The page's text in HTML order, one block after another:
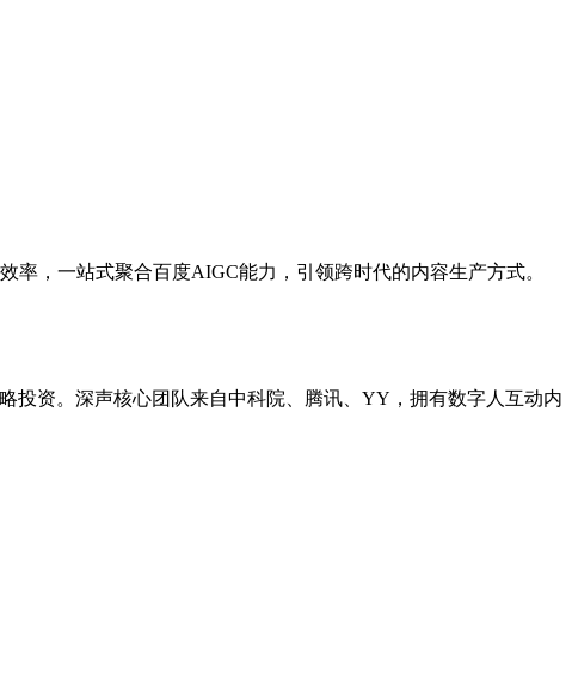
，一站式聚合百度AIGC能力，引领跨时代的内容生产方式。
投资。深声核心团队来自中科院、腾讯、YY，拥有数字人互动内